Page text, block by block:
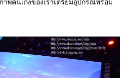
พคนเก่งของเราเตรียมอุปกรณ์พร้อม